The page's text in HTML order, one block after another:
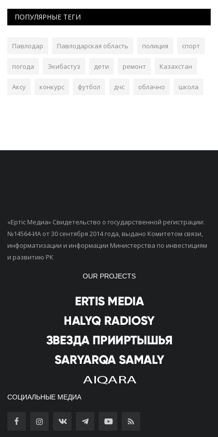
ПОПУЛЯРНЫЕ ТЕГИ
Павлодар Павлодарская область полиция спорт
погода Экибастуз дети ремонт Казахстан
Аксу конкурс футбол дчс облачно школа
«Ертiс Медиа» Свидетельство о государственной регистрации:
№14564-ИА от 30 сентября 2014 года, выдано Комитетом связи,
информатизации и информации Министерства по инвестициям
и развитию РК
OUR PROJECTS
СОЦИАЛЬНЫЕ МЕДИА